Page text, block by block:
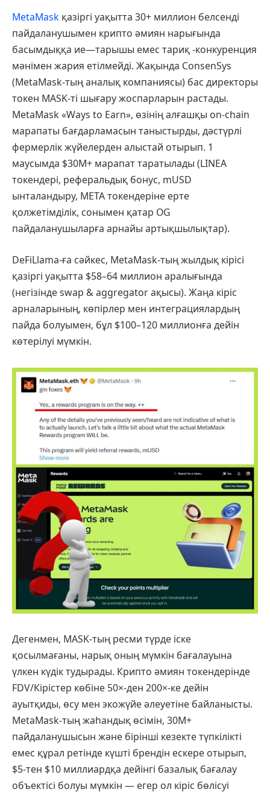
MetaMask қазіргі уақытта 30+ миллион белсенді
пайдаланушымен крипто әмиян нарығында
басымдыққа ие—тарышы емес тариқ -конкуренция
мәнімен жария етілмейді. Жақында ConsenSys
(MetaMask-тың аналық компаниясы) бас директоры
токен MASK-ті шығару жоспарларын растады.
MetaMask «Ways to Earn», өзінің алғашқы on-chain
марапаты бағдарламасын таныстырды, дәстүрлі
фермерлік жүйелерден алыстай отырып. 1
маусымда $30M+ марапат таратылады (LINEA
токендері, реферальдық бонус, mUSD
ынталандыру, META токендеріне ерте
қолжетімділік, сонымен қатар OG
пайдаланушыларға арнайы артықшылықтар).
DeFiLlama-ға сәйкес, MetaMask-тың жылдық кірісі
қазіргі уақытта $58–64 миллион аралығында
(негізінде swap & aggregator ақысы). Жаңа кіріс
арналарының, көпірлер мен интеграциялардың
пайда болуымен, бұл $100–120 миллионға дейін
көтерілуі мүмкін.
Дегенмен, MASK-тың ресми түрде іске
қосылмағаны, нарық оның мүмкін бағалауына
үлкен күдік тудырады. Крипто әмиян токендерінде
FDV/Кірістер көбіне 50×-ден 200×-ке дейін
ауытқиды, өсу мен экожүйе әлеуетіне байланысты.
MetaMask-тың жаһандық өсімін, 30M+
пайдаланушысын және бірінші кезекте түпкілікті
емес құрал ретінде күшті брендін ескере отырып,
$5-тен $10 миллиардқа дейінгі базалық бағалау
объектісі болуы мүмкін — егер ол кіріс бөлісуі